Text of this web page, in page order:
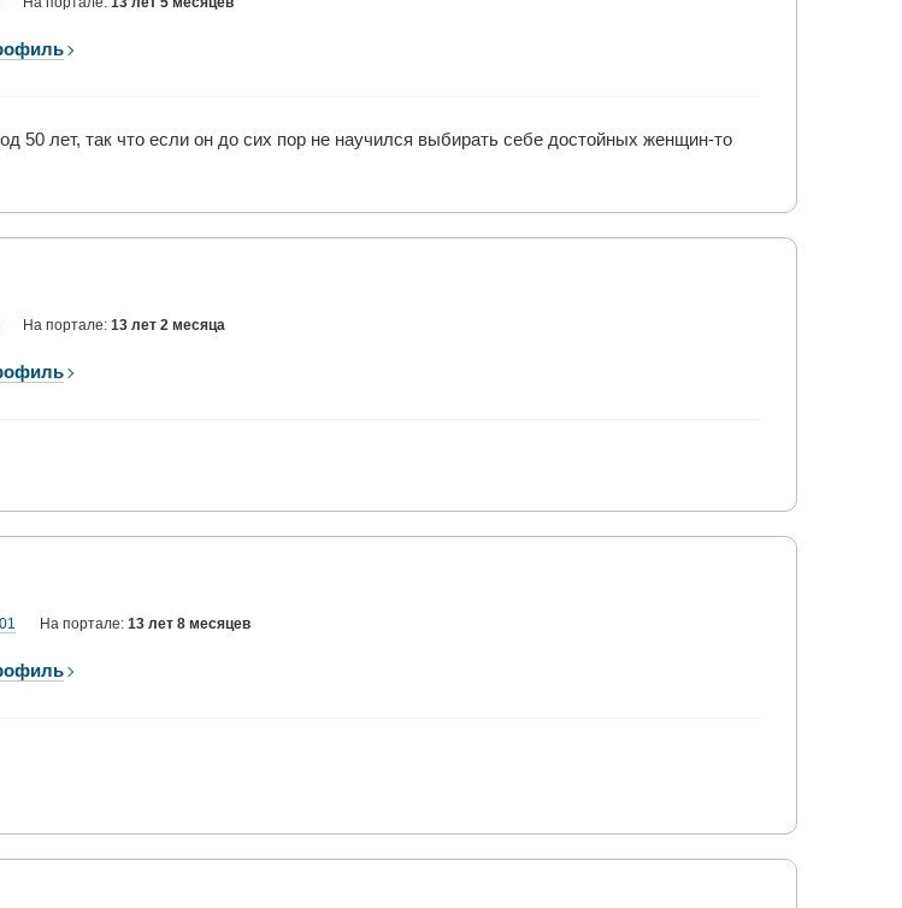
50 лет, так что если он до сих пор не научился выбирать себе достойных женщин-то
На портале: 13 лет 2 месяца
На портале: 13 лет 8 месяцев